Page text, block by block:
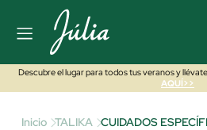
Descubre el lugar para todos tus veranos y
AQUÍ>>
Inicio TALIKA CUIDADOS